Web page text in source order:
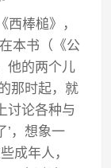
棒槌》，
本书（《公
他的两个儿
那时起，就
讨论各种与
’，想象一
成年人，